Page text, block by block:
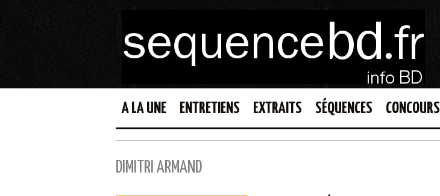
A LA UNE ENTRETIENS EXTRAITS SÉQUENCES CONCOURS
DIMITRI ARMAND